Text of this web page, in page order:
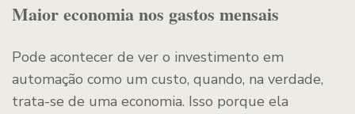
Maior economia nos gastos mensais
Pode acontecer de ver o investimento em
automação como um custo, quando, na verdade,
trata-se de uma economia. Isso porque ela